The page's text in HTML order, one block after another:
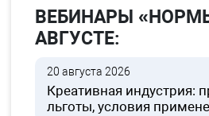
ВЕБИНАРЫ
АВГУСТЕ:
20 августа 2026
Креативная индустрия:
льготы, условия